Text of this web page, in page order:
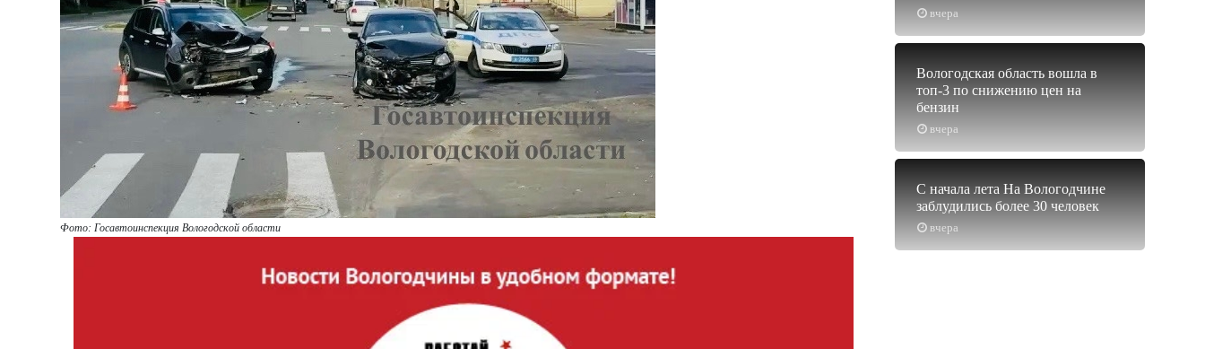
Фото: Госавтоинспекция Вологодской области
вчера
вчера
Вологодская область вошла в
топ-3 по снижению цен на
бензин
вчера
С начала лета На Вологодчине
заблудились более 30 человек